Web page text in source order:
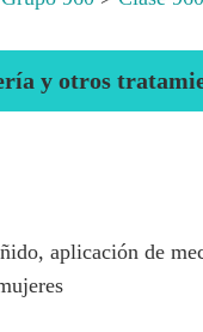
y otros
aplicación de